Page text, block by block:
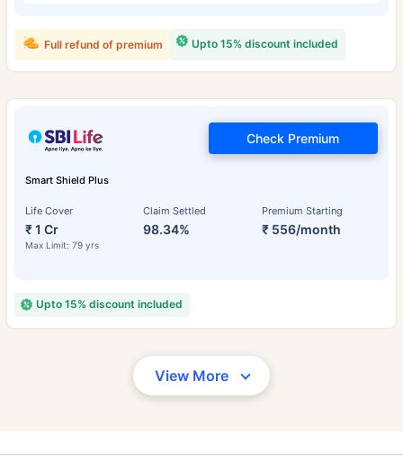
Upto 15% discount included
Full refund of premium
Smart Shield Plus
Life Cover
₹ 1 Cr
Max Limit: 79 yrs
Claim Settled
98.34%
Premium Starting
₹ 556/month
Check Premium
Upto 15% discount included
View More